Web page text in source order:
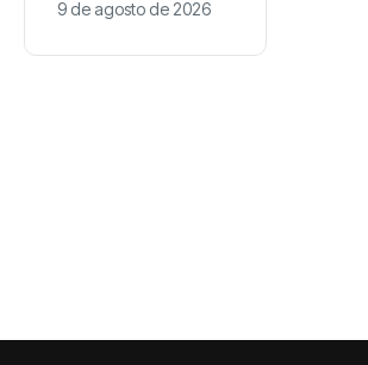
amplia narrativa
mística do álbum
9 de agosto de 2026